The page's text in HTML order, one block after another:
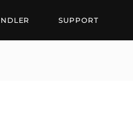
der
SUPPORT